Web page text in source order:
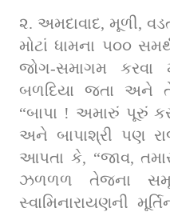
૨. અમદાવાદ, મૂળી,
મોટાં ધામના ૫૦૦
જોગ-સમાગમ કરવા
બળદિયા જતા અને
“બાપા ! અમારું પૂરું
અને બાપાશ્રી પણ
આપતા કે, “જાવ,
ઝળળળ તેજના
સ્વામિનારાયણની